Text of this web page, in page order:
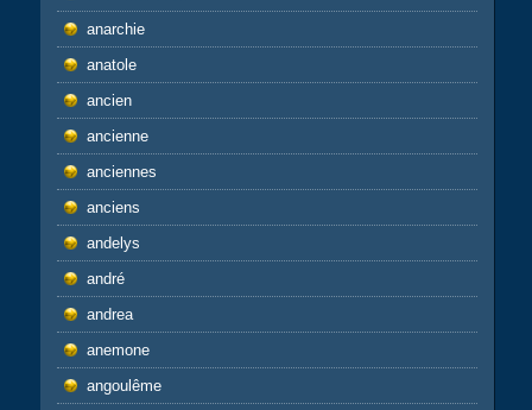
anarchie
anatole
ancien
ancienne
anciennes
anciens
andelys
andré
andrea
anemone
angoulême